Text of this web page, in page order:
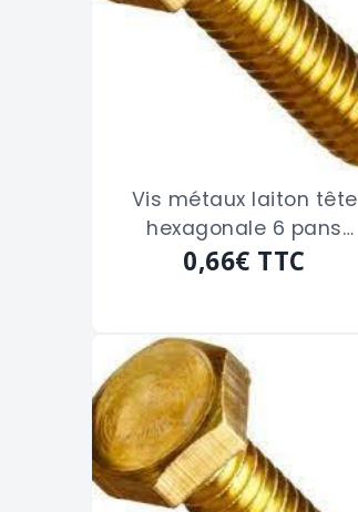
Vis métaux laiton tête
hexagonale 6 pans
filetage total de 3 x 10
0,66€ TTC